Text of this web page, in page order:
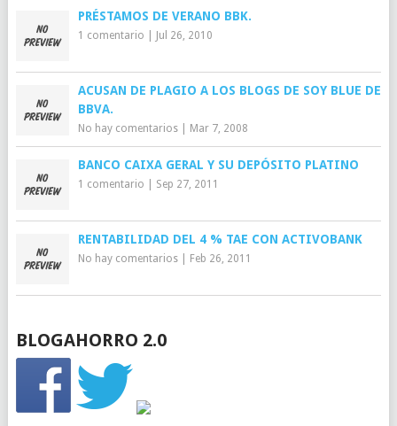
PRÉSTAMOS DE VERANO BBK.
1 comentario Jul 26, 2010
ACUSAN DE PLAGIO A LOS BLOGS DE SOY BLUE DE
BBVA.
No hay comentarios| Mar 7, 2008
BANCO CAIXA GERAL Y SU DEPÓSITO PLATINO
1 comentario Sep 27, 2011
RENTABILIDAD DEL 4 % TAE CON ACTIVOBANK
No hay comentarios| Feb 26, 2011
BLOGAHORRO 2.0